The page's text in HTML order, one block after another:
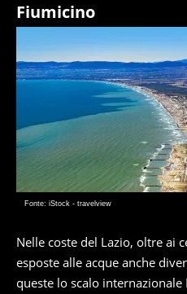
Fiumicino
Fonte: iStock - travelview
Nelle coste del Lazio, oltre ai
esposte alle acque anche
queste lo scalo internazionale